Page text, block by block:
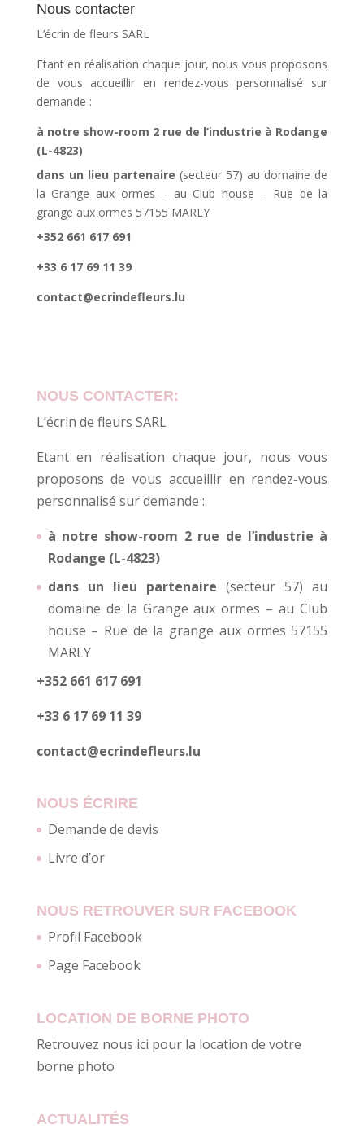
Nous contacter
L’écrin de fleurs SARL
Etant en réalisation chaque jour, nous vous proposons
de vous accueillir en rendez-vous personnalisé sur
demande :
à notre show-room 2 rue de l’industrie à Rodange
(L-4823)
dans un lieu partenaire (secteur 57) au domaine de
la Grange aux ormes – au Club house – Rue de la
grange aux ormes 57155 MARLY
+352 661 617 691
+33 6 17 69 11 39
contact@ecrindefleurs.lu
NOUS CONTACTER:
L’écrin de fleurs SARL
Etant en réalisation chaque jour, nous vous
proposons de vous accueillir en rendez-vous
personnalisé sur demande :
à notre show-room 2 rue de l’industrie à
Rodange (L-4823)
dans un lieu partenaire (secteur 57) au
domaine de la Grange aux ormes – au Club
house – Rue de la grange aux ormes 57155
MARLY
+352 661 617 691
+33 6 17 69 11 39
contact@ecrindefleurs.lu
NOUS ÉCRIRE
Demande de devis
Livre d’or
NOUS RETROUVER SUR FACEBOOK
Profil Facebook
Page Facebook
LOCATION DE BORNE PHOTO
Retrouvez nous ici pour la location de votre
borne photo
ACTUALITÉS